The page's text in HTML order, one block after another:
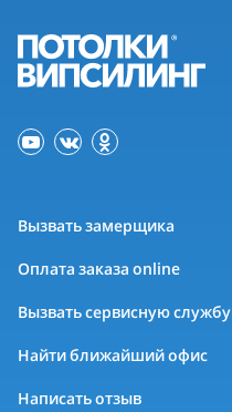
Вызвать замерщика
Оплата заказа online
Вызвать сервисную службу
Найти ближайший офис
Написать отзыв